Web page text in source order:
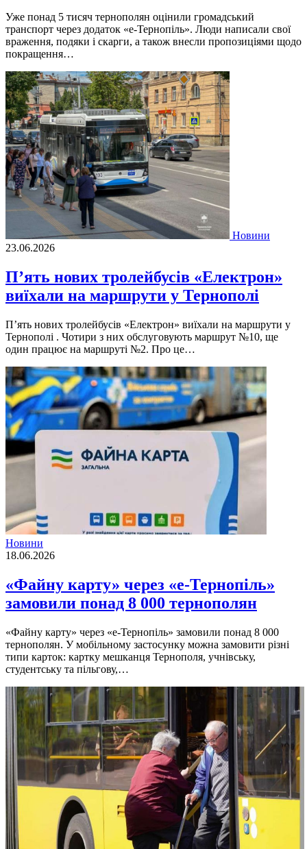
Уже понад 5 тисяч тернополян оцінили громадський
транспорт через додаток «е-Тернопіль». Люди написали свої
враження, подяки і скарги, а також внесли пропозиціями щодо
покращення…
Новини
23.06.2026
П’ять нових тролейбусів «Електрон»
виїхали на маршрути у Тернополі
П’ять нових тролейбусів «Електрон» виїхали на маршрути у
Тернополі . Чотири з них обслуговують маршрут №10, ще
один працює на маршруті №2. Про це…
Новини
18.06.2026
«Файну карту» через «е-Тернопіль»
замовили понад 8 000 тернополян
«Файну карту» через «е-Тернопіль» замовили понад 8 000
тернополян. У мобільному застосунку можна замовити різні
типи карток: картку мешканця Тернополя, учнівську,
студентську та пільгову,…